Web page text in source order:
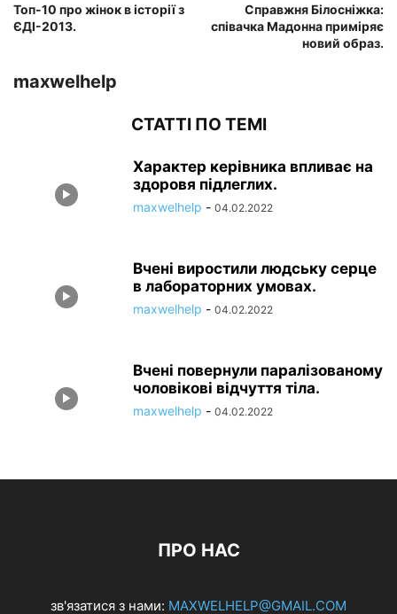
Топ-10 про жінок в історії з
ЄДІ-2013.
Справжня Білосніжка:
співачка Мадонна приміряє
новий образ.
maxwelhelp
СТАТТІ ПО ТЕМІ
Характер керівника впливає на
здоровя підлеглих.
maxwelhelp - 04.02.2022
Вчені виростили людську серце
в лабораторних умовах.
maxwelhelp - 04.02.2022
Вчені повернули паралізованому
чоловікові відчуття тіла.
maxwelhelp - 04.02.2022
ПРО НАС
зв'язатися з нами: MAXWELHELP@GMAIL.COM